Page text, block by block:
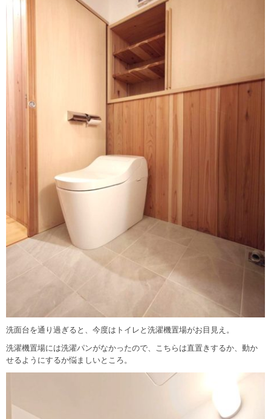
洗面台を通り過ぎると、今度はトイレと洗濯機置場がお目見え。
洗濯機置場には洗濯パンがなかったので、こちらは直置きするか、動か
せるようにするか悩ましいところ。